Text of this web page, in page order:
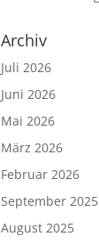
Archiv
Juli 2026
Juni 2026
Mai 2026
März 2026
Februar 2026
September 2025
August 2025